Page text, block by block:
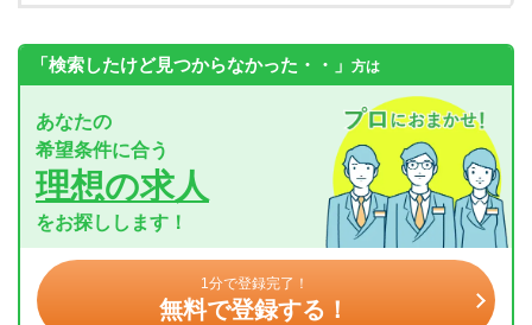
「検索したけど見つからなかった・・」 方は
あなたの
希望条件に合う
理想の求人
をお探しします！
1分で登録完了！
無料で登録する！